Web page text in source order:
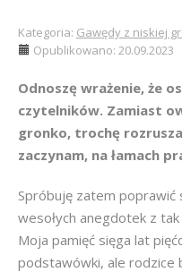
Kategoria: Gawędy z niskiej
Opublikowano: 20.09.2023
Odnoszę wrażenie, że
czytelników. Zamiast
gronko, trochę
zaczynam, na łamach
Spróbuję zatem poprawić
wesołych anegdotek z
Moja pamięć sięga lat
podstawówki, ale rodzice